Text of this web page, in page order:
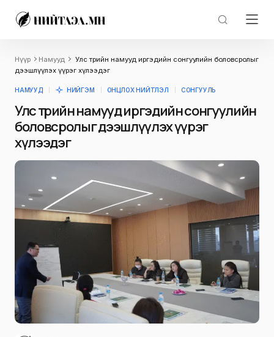
Нүүр Намууд
Улс төрийн намууд иргэдийн сонгуулийн боловсролыг
дээшлүүлэх үүрэг хүлээдэг
НАМУУД НИЙГЭМ ОНЦЛОХ НИЙТЛЭЛ СОНГУУЛЬ
Улс төрийн намууд иргэдийн сонгуулийн
боловсролыг дээшлүүлэх үүрэг
хүлээдэг